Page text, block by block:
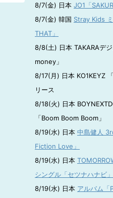
8/7(金) 日本 JO1「
8/7(金) 韓国 Stray Kids
THAT」
8/8(土) 日本 TAKARAデ
money」
8/17(月) 日本 KO1KEYZ
リース
8/18(火) 日本
「Boom Boom Boom」
8/19(水) 日本 中島健人
Fiction Love」
8/19(水) 日本
シングル「セツナハナビ」
8/19(水) 日本 アルバム「